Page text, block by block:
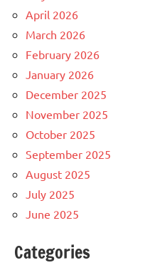
April 2026
March 2026
February 2026
January 2026
December 2025
November 2025
October 2025
September 2025
August 2025
July 2025
June 2025
Categories